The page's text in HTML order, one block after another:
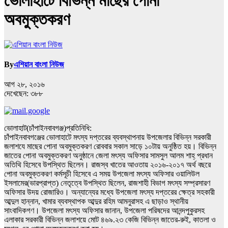
অবমুক্তকরণ
Byএশিয়ান বাংলা নিউজ
আগ ২৮, ২০১৬
দেখেছেন: ৩৮৮
ভোলাহাট(চাঁপাইনবাবগঞ্জ)প্রতিনিধি:
চাঁপাইনবাবগঞ্জের ভোলাহাটে মৎস্য দপ্তরের ব্যবস্থাপনায় উপজেলার বিভিন্ন সরকারী
জলাশযে মাছের পোনা অবমুক্তকরণ রোববার সকাল সাড়ে ১০টায় অনুষ্ঠিত হয়। বিভিন্ন
জাতের পোনা অবমুক্তকরণ অনুষ্ঠানে জেলা মৎস্য অফিসার সামসুল আলম শাহ্ প্রধান
অতিথি হিসেবে উপস্থিত ছিলেন। রাজস্ব খাতের আওতায় ২০১৬-২০১৭ অর্থ বছরে
পোনা অবমুক্তকরণ কর্মসূচী হিসেবে এ সময় উপজেলা মৎস্য অফিসার ওয়ালিউল
ইসলামের(ভারপ্রাপ্ত) নেতৃত্বে উপস্থিত ছিলেন, রাজশাহী বিভাগ মৎস্য সম্প্রসারণ
অফিসার উদয় রোজারিও। অন্যান্যের মধ্যে উপজেলা মৎস্য দপ্তরের ক্ষেত্র সহকারী
আব্দুল হান্নান, খামার ব্যবস্থাপক আব্দুর রহিম আমনুরাসহ এ ছাড়াও স্থানীয়
সাংবাদিকগণ। উপজেলা মৎস্য অফিসার জানান, উপজেলা পরিষদের আনন্দপুকুরসহ
এলাকার সরকারী বিভিন্ন জলাশয়ে মোট ৪৬৯.২৩ কেজি বিভিন্ন জাতের-রুই, কাতলা ও